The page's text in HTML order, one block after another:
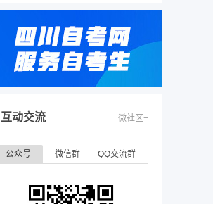
微社区+
互动交流
公众号 微信群 QQ交流群